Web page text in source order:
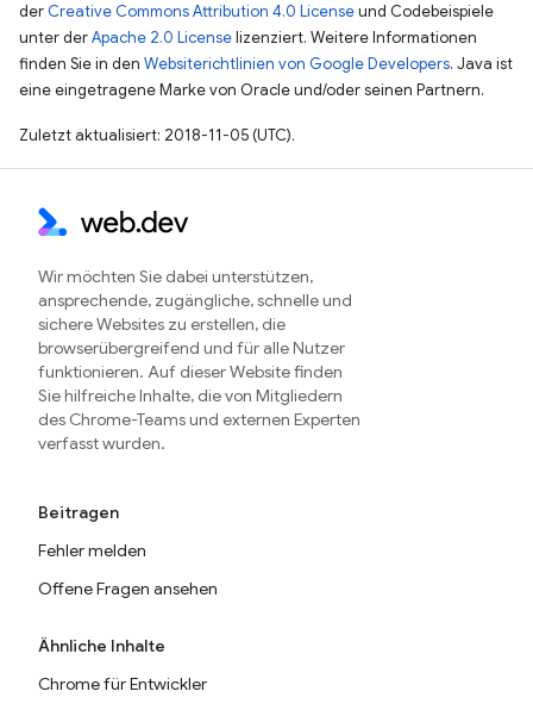
der Creative Commons Attribution 4.0 Licenseund Codebeispiele
unter derApache 2.0 Licenselizenziert. Weitere Informationen
finden Sie in den Websiterichtlinien von Google Developers. Java ist
eine eingetragene Marke von Oracle und/oder seinen Partnern.
Zuletzt aktualisiert: 2018-11-05 (UTC).
Wir möchten Sie dabei unterstützen,
ansprechende, zugängliche, schnelle und
sichere Websites zu erstellen, die
browserübergreifend und für alle Nutzer
funktionieren. Auf dieser Website finden
Sie hilfreiche Inhalte, die von Mitgliedern
des Chrome-Teams und externen Experten
verfasst wurden.
Beitragen
Fehler melden
Offene Fragen ansehen
Ähnliche Inhalte
Chrome für Entwickler